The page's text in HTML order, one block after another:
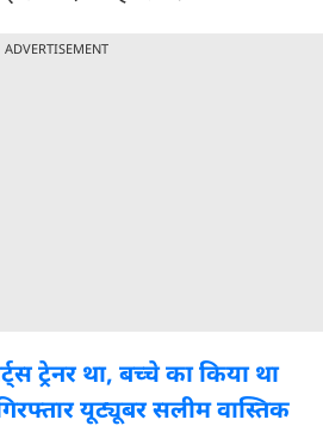
ADVERTISEMENT
ट्रेनर था, बच्चे का किया था
यूट्यूबर सलीम वास्तिक